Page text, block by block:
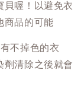
貝喔！以避免衣
商品的可能
不掉色的衣
劑清除之後就會